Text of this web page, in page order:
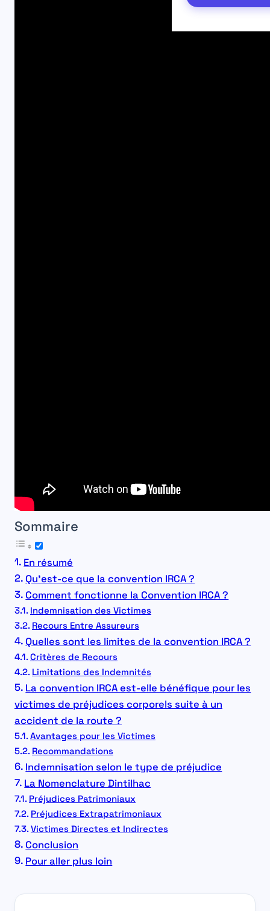
Sommaire
En résumé
Qu’est-ce que la convention IRCA ?
Comment fonctionne la Convention IRCA ?
Indemnisation des Victimes
Recours Entre Assureurs
Quelles sont les limites de la convention IRCA ?
Critères de Recours
Limitations des Indemnités
La convention IRCA est-elle bénéfique pour les
victimes de préjudices corporels suite à un
accident de la route ?
Avantages pour les Victimes
Recommandations
Indemnisation selon le type de préjudice
La Nomenclature Dintilhac
Préjudices Patrimoniaux
Préjudices Extrapatrimoniaux
Victimes Directes et Indirectes
Conclusion
Pour aller plus loin